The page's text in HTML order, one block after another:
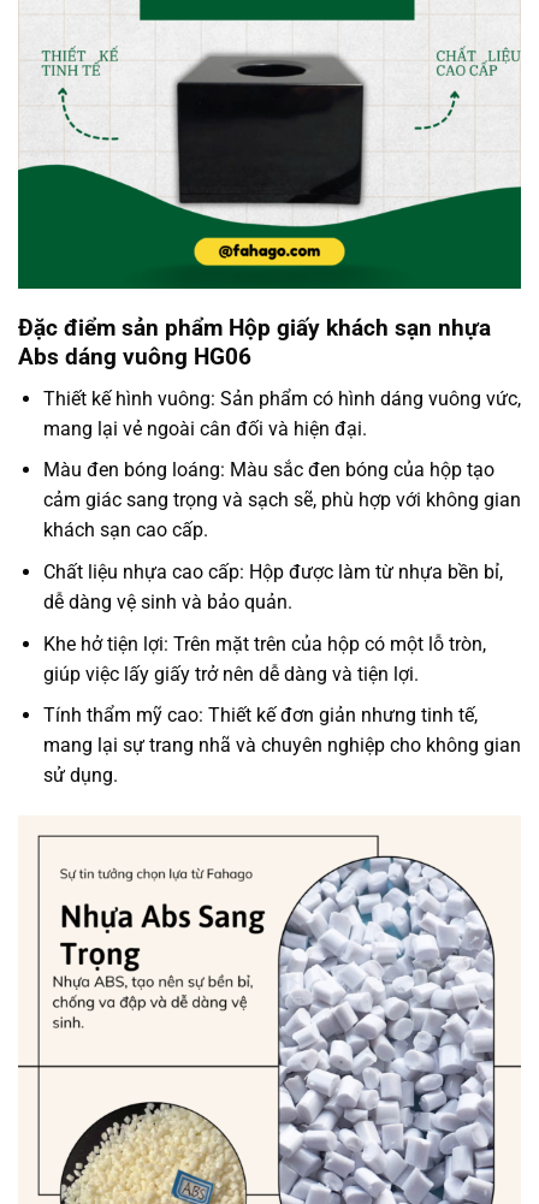
Đặc điểm sản phẩm Hộp giấy khách sạn nhựa
Abs dáng vuông HG06
Thiết kế hình vuông: Sản phẩm có hình dáng vuông vức,
mang lại vẻ ngoài cân đối và hiện đại.
Màu đen bóng loáng: Màu sắc đen bóng của hộp tạo
cảm giác sang trọng và sạch sẽ, phù hợp với không gian
khách sạn cao cấp.
Chất liệu nhựa cao cấp: Hộp được làm từ nhựa bền bỉ,
dễ dàng vệ sinh và bảo quản.
Khe hở tiện lợi: Trên mặt trên của hộp có một lỗ tròn,
giúp việc lấy giấy trở nên dễ dàng và tiện lợi.
Tính thẩm mỹ cao: Thiết kế đơn giản nhưng tinh tế,
mang lại sự trang nhã và chuyên nghiệp cho không gian
sử dụng.